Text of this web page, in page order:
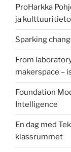
ProHarkka
ja
Sparking
From
makerspace –
Foundation
Intelligence
En dag med
klassrummet